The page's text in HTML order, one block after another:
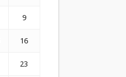
9
16
23